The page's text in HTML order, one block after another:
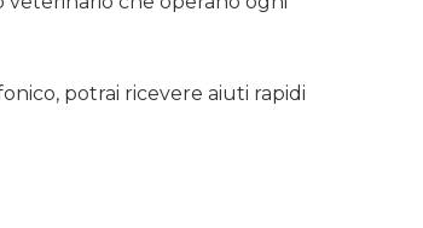
potrai ricevere aiuti rapidi